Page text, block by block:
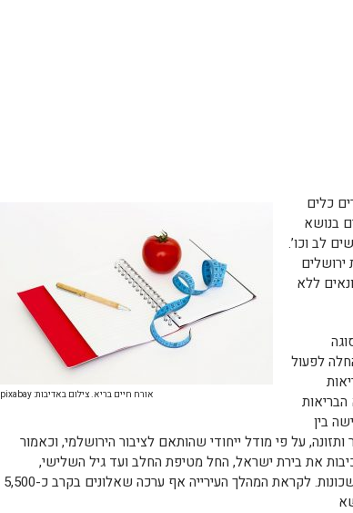
אורח חיים בריא. צילום באדיבות: pixabay
כלים
בנושא
לב וכו’.
ירושלים
ללא
לפעול
בין
ותזונה, על פי מודל ייחודי שהותאם לציבור הירושלמי, וכאמור
את בירת ישראל, החל מטיפת החלב ועד גיל השלישי,
באמצעות מנהלים קהילתיים, מרכזי צעירים ורכזי שכונות. לקראת המהלך העירייה אף ערכה שאלונים בקרב כ-5,500